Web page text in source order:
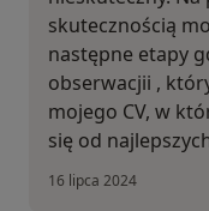
skutecznością
następne etapy
obserwacjii ,
mojego CV, w
się od
16 lipca 2024